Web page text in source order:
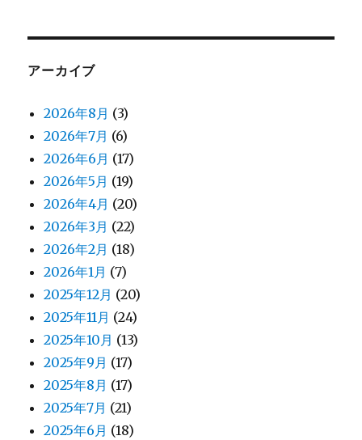
アーカイブ
2026年8月 (3)
2026年7月 (6)
2026年6月 (17)
2026年5月 (19)
2026年4月 (20)
2026年3月 (22)
2026年2月 (18)
2026年1月 (7)
2025年12月 (20)
2025年11月 (24)
2025年10月 (13)
2025年9月 (17)
2025年8月 (17)
2025年7月 (21)
2025年6月 (18)